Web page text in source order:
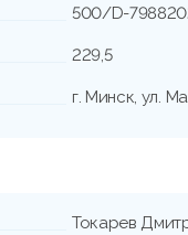
500/D-
229,5
г. Минск, ул.
Токарев